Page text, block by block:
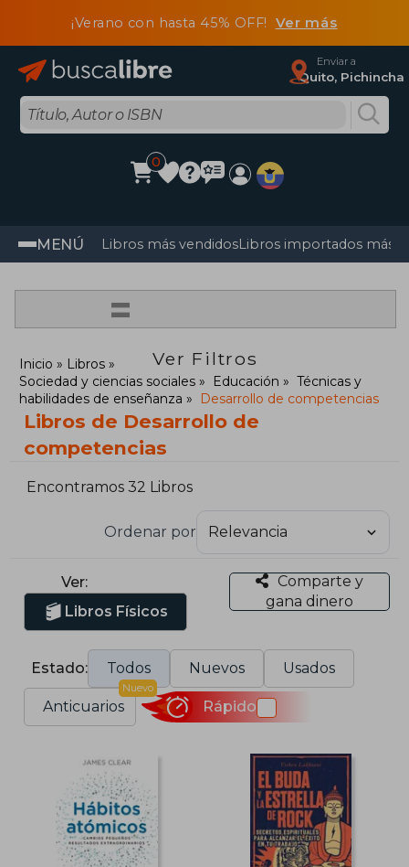
¡Verano con hasta 45% OFF! Ver más
Enviar a
Quito, Pichincha
0
MENÚ Libros más vendidosLibros importados más
=
Ver Filtros
Inicio
Libros
Sociedad y ciencias sociales
Educación
Técnicas y
habilidades de enseñanza
Desarrollo de competencias
Libros de Desarrollo de
competencias
Encontramos 32 Libros
Ordenar por
Ver:
Libros Físicos
Comparte y
gana dinero
Estado: Todos Nuevos Usados
Anticuarios
Nuevo
Rápido